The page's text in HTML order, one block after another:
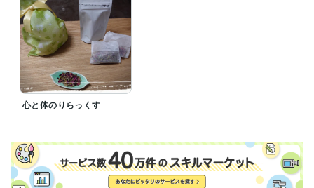
資産運用・副業の相談
フレッシュレシピ
心と体のりらっくす